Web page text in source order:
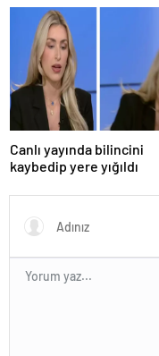
Canlı yayında bilincini
kaybedip yere yığıldı